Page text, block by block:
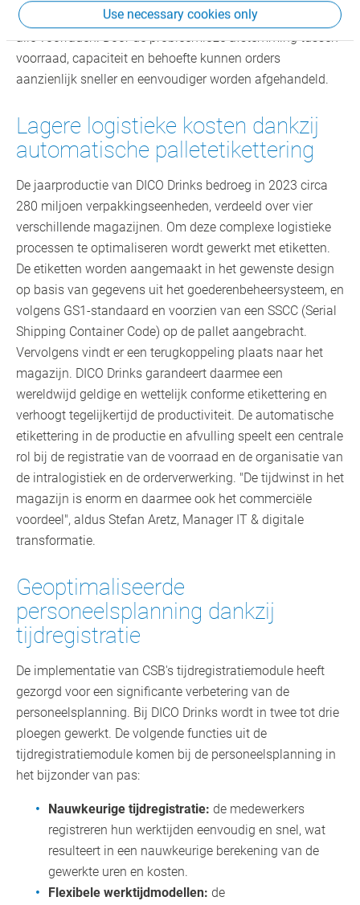
Use necessary cookies only
systeem beheren en controleren de medewerkers dagelijks
alle voorraden. Door de probleemloze afstemming tussen
voorraad, capaciteit en behoefte kunnen orders
aanzienlijk sneller en eenvoudiger worden afgehandeld.
Lagere logistieke kosten dankzij
automatische palletetikettering
De jaarproductie van DICO Drinks bedroeg in 2023 circa
280 miljoen verpakkingseenheden, verdeeld over vier
verschillende magazijnen. Om deze complexe logistieke
processen te optimaliseren wordt gewerkt met etiketten.
De etiketten worden aangemaakt in het gewenste design
op basis van gegevens uit het goederenbeheersysteem, en
volgens GS1-standaard en voorzien van een SSCC (Serial
Shipping Container Code) op de pallet aangebracht.
Vervolgens vindt er een terugkoppeling plaats naar het
magazijn. DICO Drinks garandeert daarmee een
wereldwijd geldige en wettelijk conforme etikettering en
verhoogt tegelijkertijd de productiviteit. De automatische
etikettering in de productie en afvulling speelt een centrale
rol bij de registratie van de voorraad en de organisatie van
de intralogistiek en de orderverwerking. "De tijdwinst in het
magazijn is enorm en daarmee ook het commerciële
voordeel", aldus Stefan Aretz, Manager IT & digitale
transformatie.
Geoptimaliseerde
personeelsplanning dankzij
tijdregistratie
De implementatie van CSB's tijdregistratiemodule heeft
gezorgd voor een significante verbetering van de
personeelsplanning. Bij DICO Drinks wordt in twee tot drie
ploegen gewerkt. De volgende functies uit de
tijdregistratiemodule komen bij de personeelsplanning in
het bijzonder van pas:
Nauwkeurige tijdregistratie: de medewerkers
registreren hun werktijden eenvoudig en snel, wat
resulteert in een nauwkeurige berekening van de
gewerkte uren en kosten.
Flexibele werktijdmodellen: de